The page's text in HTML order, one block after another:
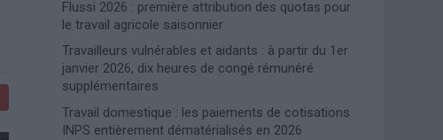
Flussi 2026 : première attribution des quotas pour
le travail agricole saisonnier
Travailleurs vulnérables et aidants : à partir du 1er
janvier 2026, dix heures de congé rémunéré
supplémentaires
Travail domestique : les paiements de cotisations
INPS entièrement dématérialisés en 2026